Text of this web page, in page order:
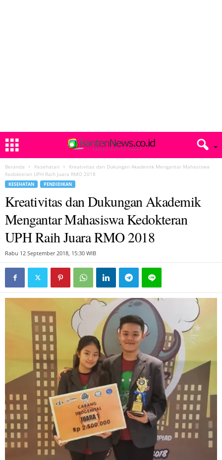
Beranda Kesehatan
Kreativitas dan Dukungan Akademik Mengantar Mahasiswa
Kedokteran UPH Raih Juara RMO 2018
KESEHATAN PENDIDIKAN
Kreativitas dan Dukungan Akademik
Mengantar Mahasiswa Kedokteran
UPH Raih Juara RMO 2018
Rabu 12 September 2018, 15:30 WIB